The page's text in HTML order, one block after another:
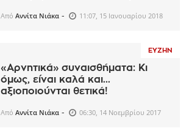
Από Αννίτα Νιάκα- 11:07, 15 Ιανουαρίου 2018
ΕΥΖΗΝ
«Αρνητικά» συναισθήματα: Κι
όμως, είναι καλά και...
αξιοποιούνται θετικά!
Από Αννίτα Νιάκα- 06:30, 14 Νοεμβρίου 2017